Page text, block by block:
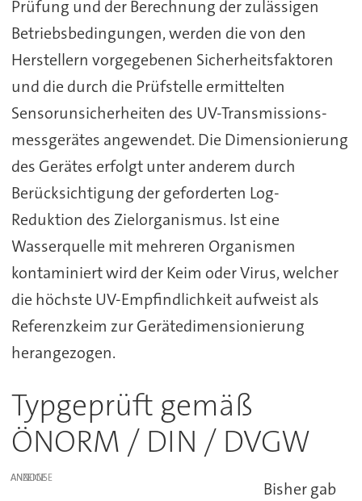
Prüfung und der Berechnung der zulässigen
Betriebsbedingungen, werden die von den
Herstellern vorgegebenen Sicherheitsfaktoren
und die durch die Prüfstelle ermittelten
Sensorunsicherheiten des UV-Transmissions-
messgerätes angewendet. Die Dimensionierung
des Gerätes erfolgt unter anderem durch
Berücksichtigung der geforderten Log-
Reduktion des Zielorganismus. Ist eine
Wasserquelle mit mehreren Organismen
kontaminiert wird der Keim oder Virus, welcher
die höchste UV-Empfindlichkeit aufweist als
Referenzkeim zur Gerätedimensionierung
herangezogen.
Typgeprüft gemäß
ÖNORM / DIN / DVGW
ANZEIGE
Bisher gab